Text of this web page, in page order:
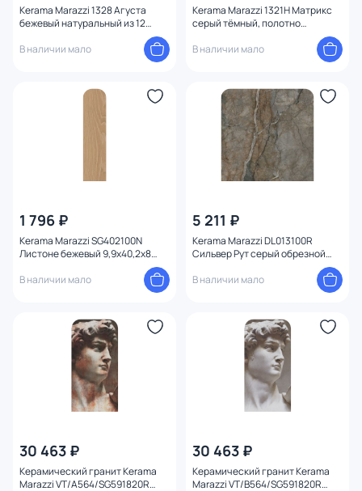
Kerama Marazzi 1328 Агуста
бежевый натуральный из 12
В наличии мало
Kerama Marazzi 1321H Матрикс
серый тёмный, полотно
29,8х39,8 из 12 частей 9,8х9,8
9,8x9,8x7
В наличии мало
1 796 ₽
Kerama Marazzi SG402100N
Листоне бежевый 9,9x40,2x8
В наличии мало
5 211 ₽
Kerama Marazzi DL013100R
Сильвер Рут серый обрезной
В наличии мало
30 463 ₽
Керамический гранит Kerama
Marazzi VT/A564/SG591820R
30 463 ₽
Керамический гранит Kerama
Marazzi VT/B564/SG591820R